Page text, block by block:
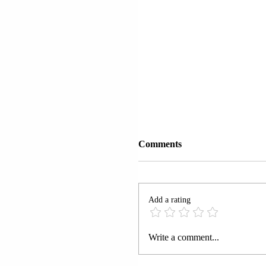
PRESIDENTI DANLLD
Comments
Add a rating
Write a comment...